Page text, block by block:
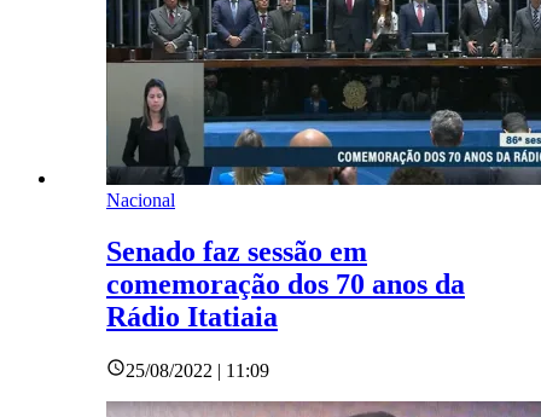
Nacional
Senado faz sessão em
comemoração dos 70 anos da
Rádio Itatiaia
25/08/2022 | 11:09